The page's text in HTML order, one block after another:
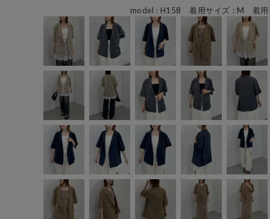
model : H158 着用サイズ : M 着用